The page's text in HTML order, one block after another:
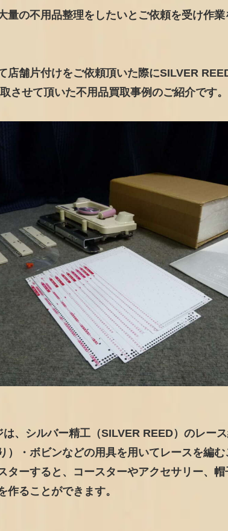
量の不用品整理をしたいとご依頼を受け作
店舗片付けをご依頼頂いた際にSILVER
させて頂いた不用品買取事例のご紹介です。
、シルバー精工（SILVER REED）のレー
）・ボビンなどの用具を用いてレースを編
ターすると、コースターやアクセサリー、
作ることができます。